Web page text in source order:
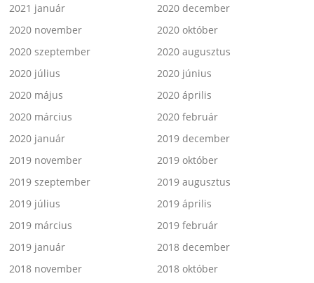
2021 január
2020 december
2020 november
2020 október
2020 szeptember
2020 augusztus
2020 július
2020 június
2020 május
2020 április
2020 március
2020 február
2020 január
2019 december
2019 november
2019 október
2019 szeptember
2019 augusztus
2019 július
2019 április
2019 március
2019 február
2019 január
2018 december
2018 november
2018 október